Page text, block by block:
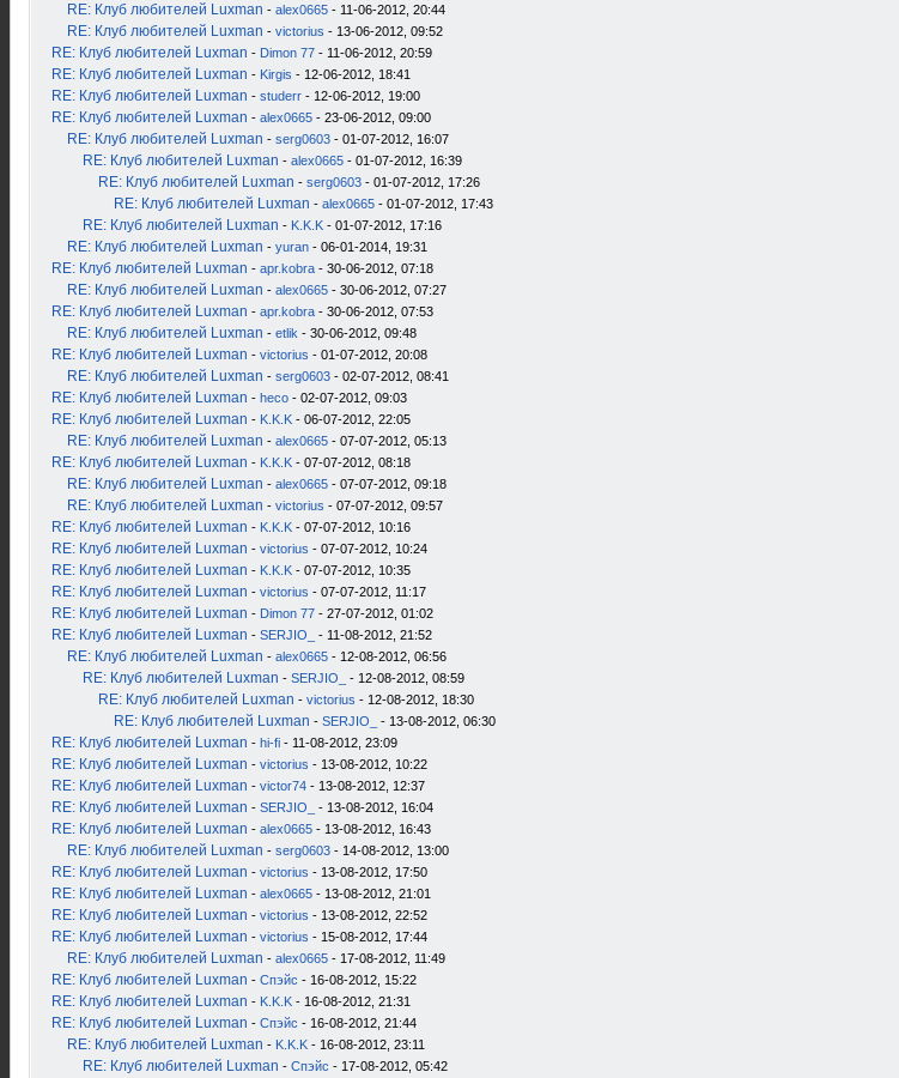
RE: Клуб любителей Luxman - alex0665 - 11-06-2012, 20:44
RE: Клуб любителей Luxman - victorius - 13-06-2012, 09:52
RE: Клуб любителей Luxman - Dimon 77 - 11-06-2012, 20:59
RE: Клуб любителей Luxman - Kirgis - 12-06-2012, 18:41
RE: Клуб любителей Luxman - studerr - 12-06-2012, 19:00
RE: Клуб любителей Luxman - alex0665 - 23-06-2012, 09:00
RE: Клуб любителей Luxman - serg0603 - 01-07-2012, 16:07
RE: Клуб любителей Luxman - alex0665 - 01-07-2012, 16:39
RE: Клуб любителей Luxman - serg0603 - 01-07-2012, 17:26
RE: Клуб любителей Luxman - alex0665 - 01-07-2012, 17:43
RE: Клуб любителей Luxman - K.K.K - 01-07-2012, 17:16
RE: Клуб любителей Luxman - yuran - 06-01-2014, 19:31
RE: Клуб любителей Luxman - apr.kobra - 30-06-2012, 07:18
RE: Клуб любителей Luxman - alex0665 - 30-06-2012, 07:27
RE: Клуб любителей Luxman - apr.kobra - 30-06-2012, 07:53
RE: Клуб любителей Luxman - etlik - 30-06-2012, 09:48
RE: Клуб любителей Luxman - victorius - 01-07-2012, 20:08
RE: Клуб любителей Luxman - serg0603 - 02-07-2012, 08:41
RE: Клуб любителей Luxman - heco - 02-07-2012, 09:03
RE: Клуб любителей Luxman - K.K.K - 06-07-2012, 22:05
RE: Клуб любителей Luxman - alex0665 - 07-07-2012, 05:13
RE: Клуб любителей Luxman - K.K.K - 07-07-2012, 08:18
RE: Клуб любителей Luxman - alex0665 - 07-07-2012, 09:18
RE: Клуб любителей Luxman - victorius - 07-07-2012, 09:57
RE: Клуб любителей Luxman - K.K.K - 07-07-2012, 10:16
RE: Клуб любителей Luxman - victorius - 07-07-2012, 10:24
RE: Клуб любителей Luxman - K.K.K - 07-07-2012, 10:35
RE: Клуб любителей Luxman - victorius - 07-07-2012, 11:17
RE: Клуб любителей Luxman - Dimon 77 - 27-07-2012, 01:02
RE: Клуб любителей Luxman - SERJIO_ - 11-08-2012, 21:52
RE: Клуб любителей Luxman - alex0665 - 12-08-2012, 06:56
RE: Клуб любителей Luxman - SERJIO_ - 12-08-2012, 08:59
RE: Клуб любителей Luxman - victorius - 12-08-2012, 18:30
RE: Клуб любителей Luxman - SERJIO_ - 13-08-2012, 06:30
RE: Клуб любителей Luxman - hi-fi - 11-08-2012, 23:09
RE: Клуб любителей Luxman - victorius - 13-08-2012, 10:22
RE: Клуб любителей Luxman - victor74 - 13-08-2012, 12:37
RE: Клуб любителей Luxman - SERJIO_ - 13-08-2012, 16:04
RE: Клуб любителей Luxman - alex0665 - 13-08-2012, 16:43
RE: Клуб любителей Luxman - serg0603 - 14-08-2012, 13:00
RE: Клуб любителей Luxman - victorius - 13-08-2012, 17:50
RE: Клуб любителей Luxman - alex0665 - 13-08-2012, 21:01
RE: Клуб любителей Luxman - victorius - 13-08-2012, 22:52
RE: Клуб любителей Luxman - victorius - 15-08-2012, 17:44
RE: Клуб любителей Luxman - alex0665 - 17-08-2012, 11:49
RE: Клуб любителей Luxman - Спэйс - 16-08-2012, 15:22
RE: Клуб любителей Luxman - K.K.K - 16-08-2012, 21:31
RE: Клуб любителей Luxman - Спэйс - 16-08-2012, 21:44
RE: Клуб любителей Luxman - K.K.K - 16-08-2012, 23:11
RE: Клуб любителей Luxman - Спэйс - 17-08-2012, 05:42